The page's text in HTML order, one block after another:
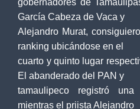
García Cabeza de Vaca y
Alejandro Murat,
ranking ubicándose en el
cuarto y quinto lugar
El abanderado del PAN y
tamaulipeco registró
mientras el priista Alejandro